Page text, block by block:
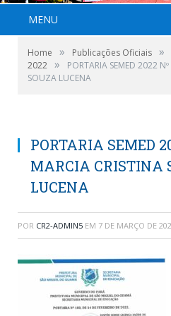
MENU
Home » Publicações Oficiais »
2022 »
PORTARIA SEMED 2022
SOUZA LUCENA
PORTARIA SEMED
MARCIA CRISTINA
LUCENA
POR CR2-ADMIN5 EM 7 DE MARÇO DE